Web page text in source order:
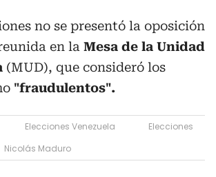
no se presentó la oposición
en la Mesa de la Unidad
(MUD), que consideró los
"fraudulentos".
Elecciones Venezuela
Elecciones
Nicolás Maduro